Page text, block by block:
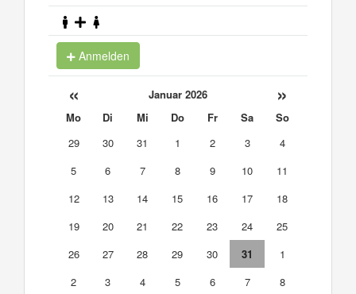
Anmelden
« Januar 2026 »
Mo Di Mi Do Fr Sa
So
29
30 31 1 2 3
4
5
6 7 8 9 10
11
12
13 14 15 16 17
18
19
20 21 22 23 24
25
26
27 28 29 30 31
1
2
3 4 5 6 7 8